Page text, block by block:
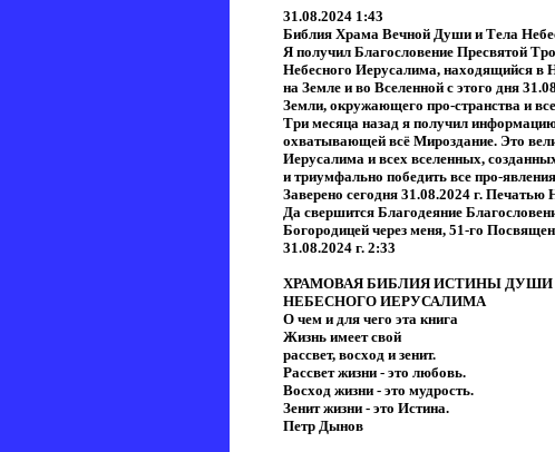
31.08.2024 1:43
Библия Храма Вечной Души и Тела
Я получил Благословение Пресвятой
Небесного Иерусалима, находящийся
на Земле и во Вселенной с этого дня
Земли, окружающего про-странства и
Три месяца назад я получил
охватывающей всё Мироздание. Это
Иерусалима и всех вселенных,
и триумфально победить все про-
Заверено сегодня 31.08.2024 г.
Да свершится Благодеяние
Богородицей через меня, 51-го
31.08.2024 г. 2:33
ХРАМОВАЯ БИБЛИЯ ИСТИНЫ ДУШИ
НЕБЕСНОГО ИЕРУСАЛИМА
О чем и для чего эта книга
Жизнь имеет свой
рассвет, восход и зенит.
Рассвет жизни - это любовь.
Восход жизни - это мудрость.
Зенит жизни - это Истина.
Петр Дынов